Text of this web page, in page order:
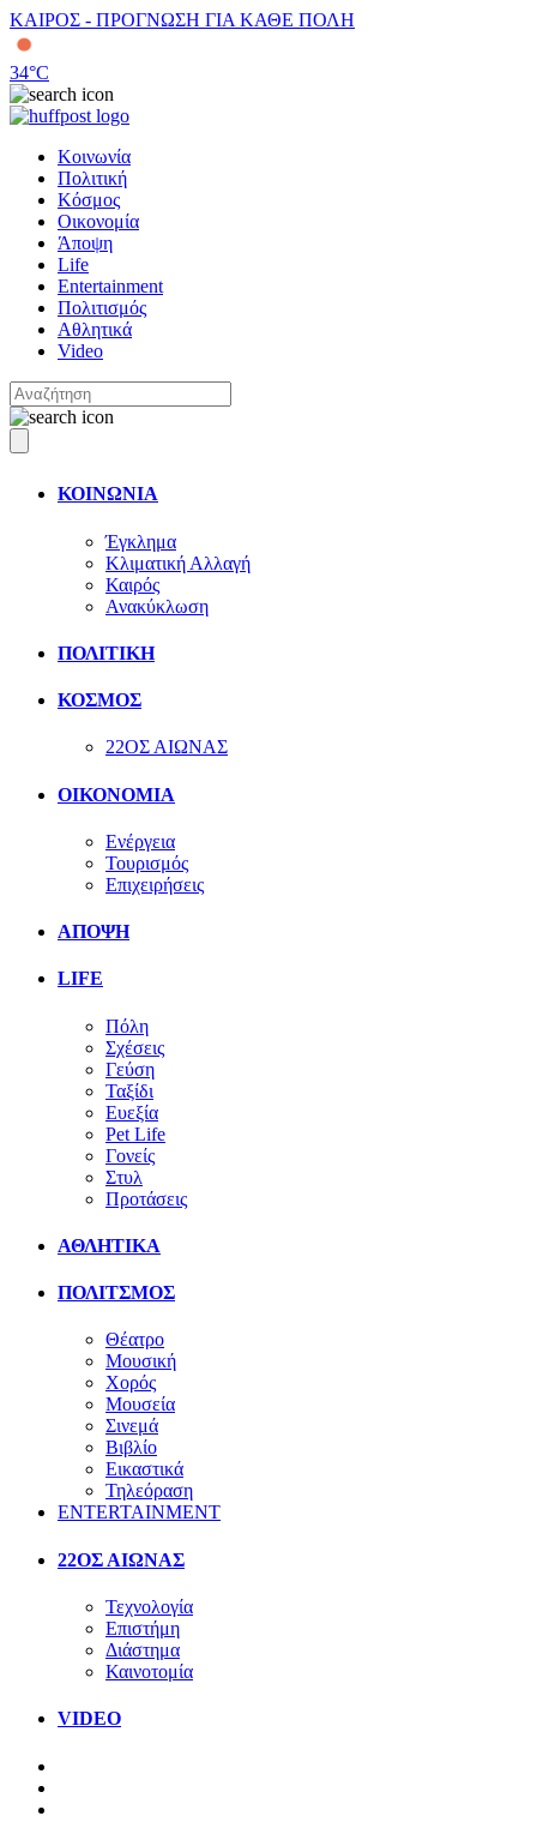
ΚΑΙΡΟΣ - ΠΡΟΓΝΩΣΗ ΓΙΑ ΚΑΘΕ ΠΟΛΗ
34°C
Κοινωνία
Πολιτική
Κόσμος
Οικονομία
Άποψη
Life
Entertainment
Πολιτισμός
Αθλητικά
Video
ΚΟΙΝΩΝΙΑ
Έγκλημα
Κλιματική Αλλαγή
Καιρός
Ανακύκλωση
ΠΟΛΙΤΙΚΗ
ΚΟΣΜΟΣ
22ΟΣ ΑΙΩΝΑΣ
ΟΙΚΟΝΟΜΙΑ
Ενέργεια
Τουρισμός
Επιχειρήσεις
ΑΠΟΨΗ
LIFE
Πόλη
Σχέσεις
Γεύση
Ταξίδι
Ευεξία
Pet Life
Γονείς
Στυλ
Προτάσεις
ΑΘΛΗΤΙΚΑ
ΠΟΛΙΤΣΜΟΣ
Θέατρο
Μουσική
Χορός
Μουσεία
Σινεμά
Βιβλίο
Εικαστικά
Τηλεόραση
ENTERTAINMENT
22ΟΣ ΑΙΩΝΑΣ
Τεχνολογία
Επιστήμη
Διάστημα
Καινοτομία
VIDEO